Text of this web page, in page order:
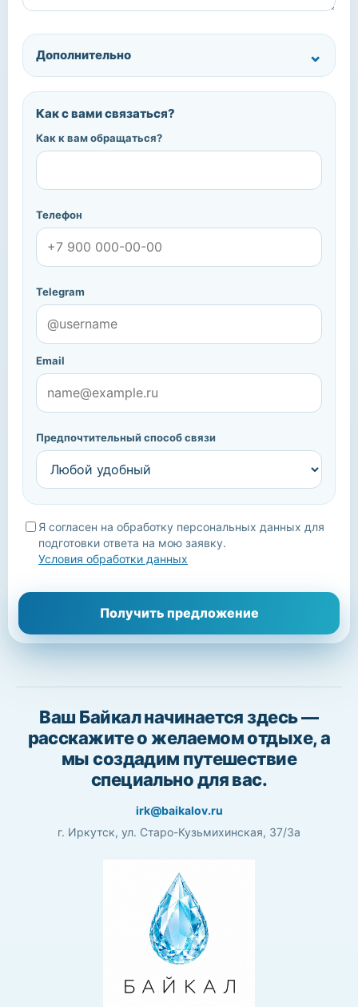
Дополнительно
Как с вами связаться?
Как к вам обращаться?
Телефон
Telegram
Email
Предпочтительный способ связи
Я согласен на обработку персональных данных для
подготовки ответа на мою заявку.
Условия обработки данных
Получить предложение
свяжемся с вами.
Ваш Байкал начинается здесь —
расскажите о желаемом отдыхе, а
мы создадим путешествие
специально для вас.
irk@baikalov.ru
г. Иркутск, ул. Старо-Кузьмихинская, 37/3а